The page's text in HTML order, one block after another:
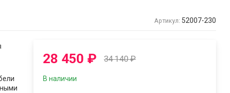
Артикул: 52007-230
28 450₽ 34 140₽
В наличии